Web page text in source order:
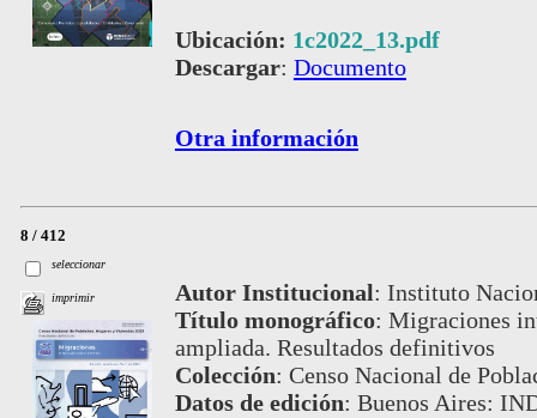
Ubicación: 1c2022_13.pdf
Descargar: Documento
Otra información
8 / 412
seleccionar
imprimir Autor Institucional: Instituto
Título monográfico: Migraciones
ampliada. Resultados definitivos
Colección: Censo Nacional de
Datos de edición: Buenos Aires: